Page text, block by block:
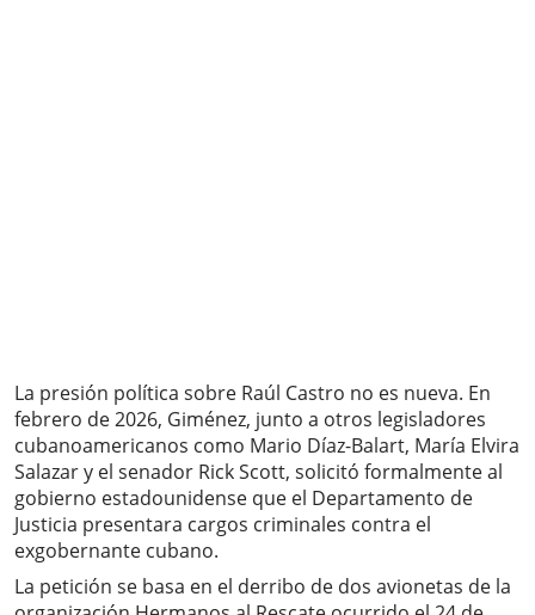
La presión política sobre Raúl Castro no es nueva. En
febrero de 2026, Giménez, junto a otros legisladores
cubanoamericanos como Mario Díaz-Balart, María Elvira
Salazar y el senador Rick Scott, solicitó formalmente al
gobierno estadounidense que el Departamento de
Justicia presentara cargos criminales contra el
exgobernante cubano.
La petición se basa en el derribo de dos avionetas de la